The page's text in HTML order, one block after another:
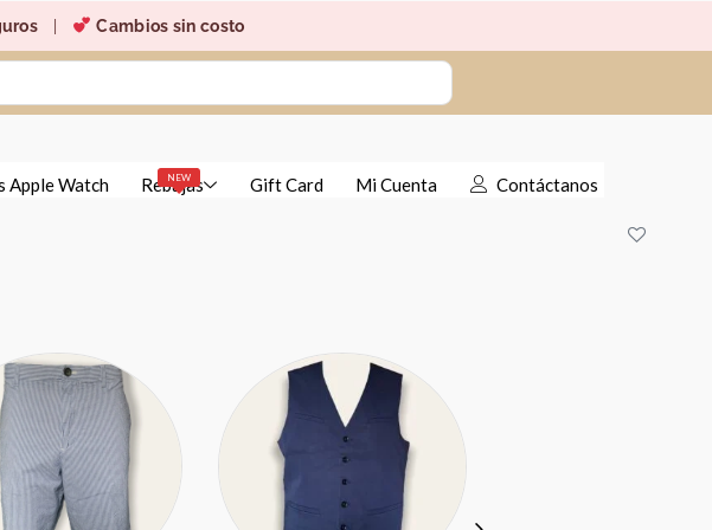
Cambios sin costo
Apple Watch NEW
Rebajas Gift Card Mi Cuenta Contáctanos